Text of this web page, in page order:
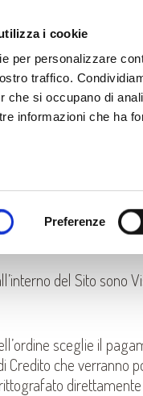
i cookie
per personalizzare
traffico.
che si occupano di
informazioni che ha
Preferenze
PRODOTTI
sito
https://
di Credito/Debito”
del Sito sono
sceglie il
Credito che verranno